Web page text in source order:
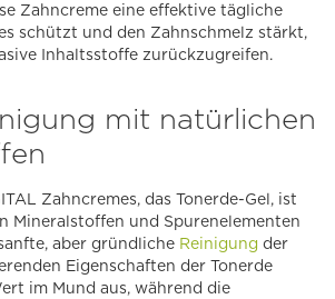
Zahncreme eine effektive tägliche
schützt und den Zahnschmelz stärkt,
Inhaltsstoffe zurückzugreifen.
mit natürlichen
Zahncremes, das Tonerde-Gel, ist
Mineralstoffen und Spurenelementen
aber gründliche Reinigung der
Eigenschaften der Tonerde
im Mund aus, während die